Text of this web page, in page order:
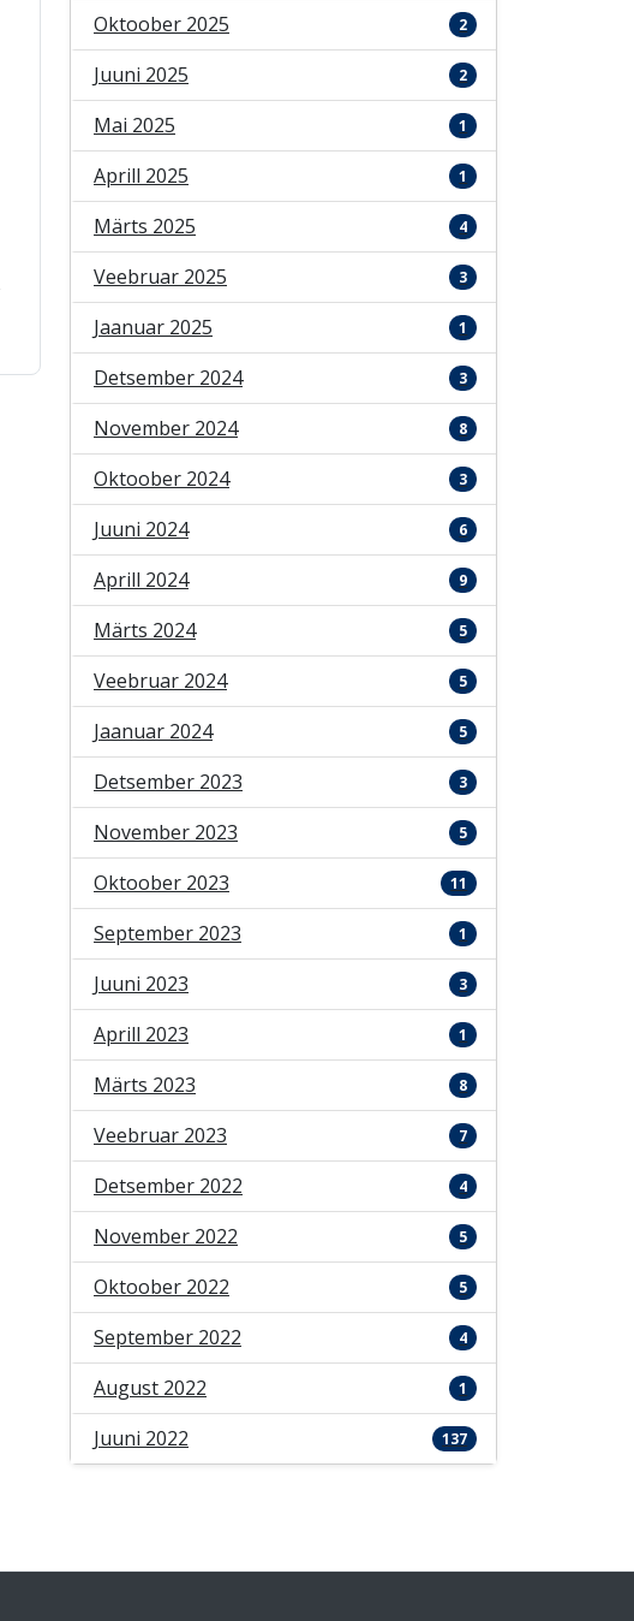
Oktoober 2025 2
Juuni 2025 2
Mai 2025 1
Aprill 2025 1
Märts 2025 4
Veebruar 2025 3
Jaanuar 2025 1
Detsember 2024 3
November 2024 8
Oktoober 2024 3
Juuni 2024 6
Aprill 2024 9
Märts 2024 5
Veebruar 2024 5
Jaanuar 2024 5
Detsember 2023 3
November 2023 5
Oktoober 2023 11
September 2023 1
Juuni 2023 3
Aprill 2023 1
Märts 2023 8
Veebruar 2023 7
Detsember 2022 4
November 2022 5
Oktoober 2022 5
September 2022 4
August 2022 1
Juuni 2022 137